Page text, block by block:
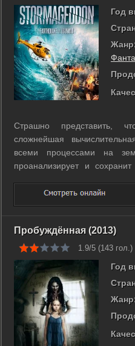
Год
Страшно представить,
сложнейшая
всеми процессами на
проанализирует и
над жизнью людей.
«Эшелон», управлявшая едва
Пробуждённая (2013)
1.9/5 (143 гол.)
Год